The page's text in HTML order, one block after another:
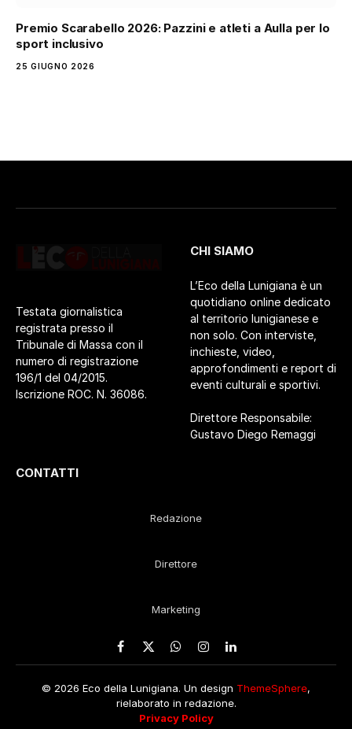
Premio Scarabello 2026: Pazzini e atleti a Aulla per lo
sport inclusivo
25 GIUGNO 2026
Testata giornalistica
registrata presso il
Tribunale di Massa con il
numero di registrazione
196/1 del 04/2015.
Iscrizione ROC. N. 36086.
CHI SIAMO
L’Eco della Lunigiana è un
quotidiano online dedicato
al territorio lunigianese e
non solo. Con interviste,
inchieste, video,
approfondimenti e report di
eventi culturali e sportivi.
Direttore Responsabile:
Gustavo Diego Remaggi
CONTATTI
Redazione
Direttore
Marketing
Facebook
X
WhatsApp
Instagram
LinkedIn
© 2026 Eco della Lunigiana. Un design ThemeSphere,
rielaborato in redazione.
Privacy Policy